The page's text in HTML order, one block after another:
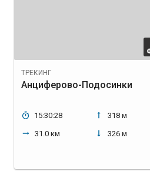
ТРЕКИНГ
Анциферово-Подосинки
15:30:28
31.0 км
318 м
326 м